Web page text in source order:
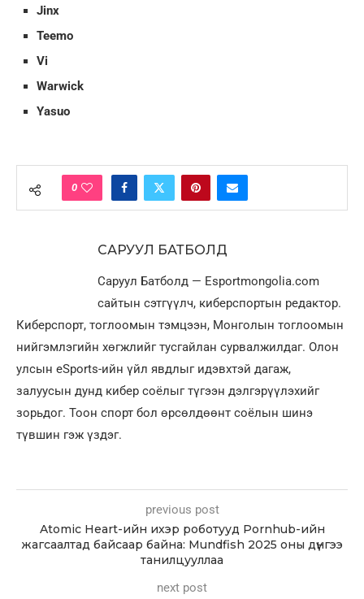
Jinx
Teemo
Vi
Warwick
Yasuo
0
САРУУЛ БАТБОЛД
Саруул Батболд — Esportmongolia.com
сайтын сэтгүүлч, киберспортын редактор.
Киберспорт, тоглоомын тэмцээн, Монголын тоглоомын
нийгэмлэгийн хөгжлийг тусгайлан сурвалжилдаг. Олон
улсын eSports-ийн үйл явдлыг идэвхтэй дагаж,
залуусын дунд кибер соёлыг түгээн дэлгэрүүлэхийг
зорьдог. Тоон спорт бол өрсөлдөөнт соёлын шинэ
түвшин гэж үздэг.
previous post
Atomic Heart-ийн ихэр роботууд Pornhub-ийн
жагсаалтад байсаар байна: Mundfish 2025 оны дүнгээ
танилцууллаа
next post